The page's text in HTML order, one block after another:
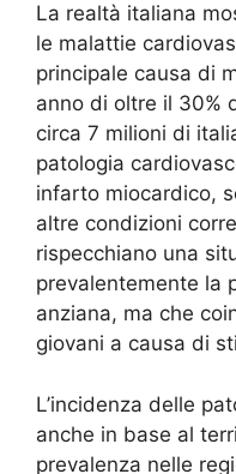
La realtà italiana
le malattie
principale causa di
anno di oltre il 30%
circa 7 milioni di
patologia
infarto miocardico,
altre condizioni
rispecchiano una
prevalentemente la
anziana, ma che
giovani a causa di
L’incidenza delle
anche in base al
prevalenza nelle